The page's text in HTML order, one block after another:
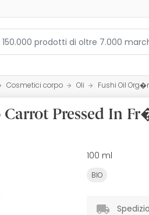
Cosmetici corpo Oli Fushi Oil
Pressed In
100 ml
BIO